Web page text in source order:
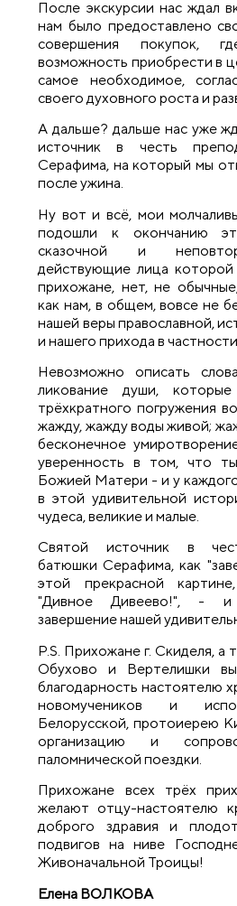
После экскурсии нас ждал
нам было предоставлено
совершения покупок,
возможность приобрести в
самое необходимое,
своего духовного роста и
А дальше? дальше нас уже
источник в честь
Серафима, на который мы
после ужина.
Ну вот и всё, мои
подошли к окончанию
сказочной и
действующие лица
прихожане, нет, не
как нам, в общем, вовсе не
нашей веры православной,
и нашего прихода в частности.
Невозможно описать
ликование души,
трёхкратного погружения
жажду, жажду воды живой;
бесконечное
уверенность в том, что
Божией Матери - и у
в этой удивительной
чудеса, великие и малые.
Святой источник в
батюшки Серафима, как
этой прекрасной
"Дивное Дивеево!", - и
завершение нашей
P.S. Прихожане г. Скиделя, а
Обухово и Вертелишки
благодарность настоятелю
новомучеников и
Белорусской, протоиерею
организацию и
паломнической поездки.
Прихожане всех трёх
желают отцу-настоятелю
доброго здравия и
подвигов на ниве
Живоначальной Троицы!
Елена ВОЛКОВА